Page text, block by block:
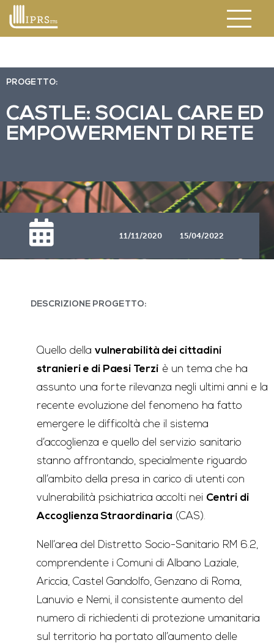
PROGETTO:
CASTLE: SOCIAL CARE ED
EMPOWERMENT DI RETE
11/11/2020 15/04/2022
DESCRIZIONE PROGETTO:
Quello della vulnerabilità dei cittadini
stranieri e di Paesi Terzi è un tema che ha
assunto una forte rilevanza negli ultimi anni e la
recente evoluzione del fenomeno ha fatto
emergere le difficoltà che il sistema
d’accoglienza e quello del servizio sanitario
stanno affrontando, specialmente riguardo
all’ambito della presa in carico di utenti con
vulnerabilità psichiatrica accolti nei Centri di
Accoglienza Straordinaria (CAS).
Nell’area del Distretto Socio-Sanitario RM 6.2,
comprendente i Comuni di Albano Laziale,
Ariccia, Castel Gandolfo, Genzano di Roma,
Lanuvio e Nemi, il consistente aumento del
numero di richiedenti di protezione umanitaria
sul territorio ha portato all’aumento delle